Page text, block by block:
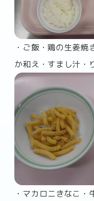
・ご飯・鶏の生姜焼
か和え・すまし汁・
・マカロニきなこ・